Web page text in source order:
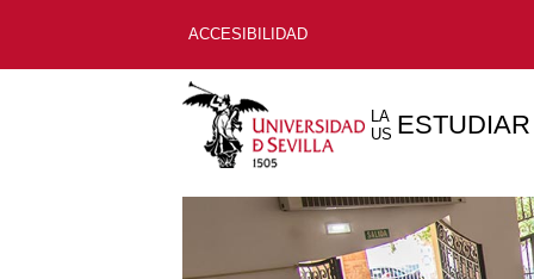
ACCESIBILIDAD
LA
US ESTUDIAR